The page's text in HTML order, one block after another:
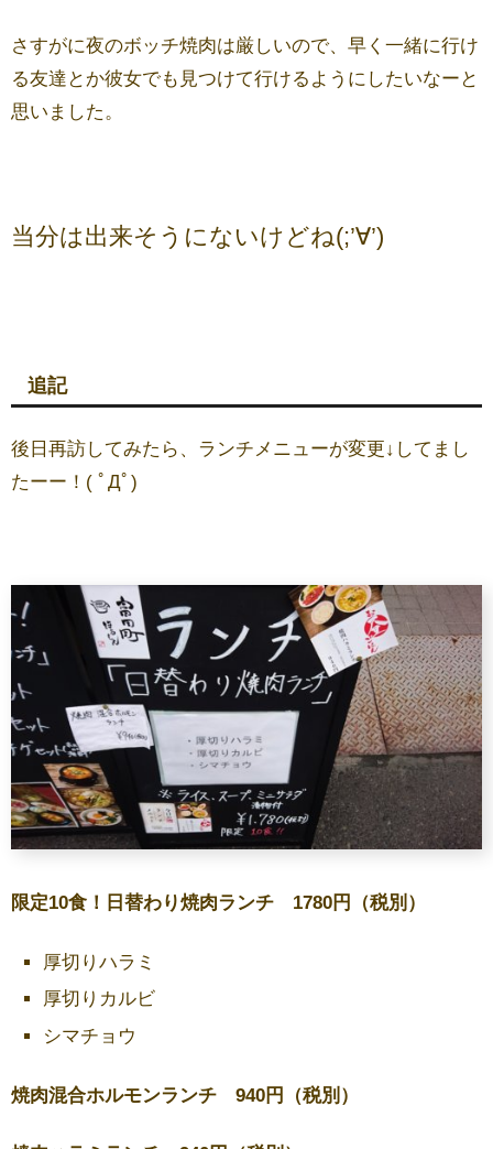
さすがに夜のボッチ焼肉は厳しいので、早く一緒に行け
る友達とか彼女でも見つけて行けるようにしたいなーと
思いました。
当分は出来そうにないけどね(;’∀’)
追記
後日再訪してみたら、ランチメニューが変更↓してまし
たーー！( ﾟДﾟ)
限定10食！日替わり焼肉ランチ 1780円（税別）
厚切りハラミ
厚切りカルビ
シマチョウ
焼肉混合ホルモンランチ 940円（税別）